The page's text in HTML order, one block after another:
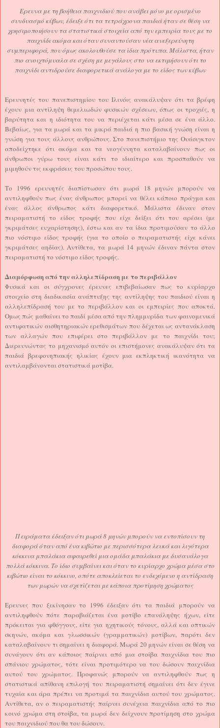
Ερευνα με τη βοήθεια παιχνιδιού που ανάβει μόνο με ορισμένο
συνδυασμό κύβων, έδειξε ότι τα τετράχρονα παιδιά ήταν σε θέση να
χρησιμοποιήσουν τα στατιστικά στοιχεία από την εμπειρία τους με το
παιχνίδι ακόμα και όταν συναντούσαν νέα ανεξερεύνητη
συμπεριφορά, που όμως ακολουθούσε τα ίδια πρότυπα. Μάλιστα, ήταν
πιο ανοιχτόμυαλα σε σχέση με μεγάλους στο να εκτιμήσουν ότι το
παιχνίδι αντιδρούσε διαφορετικά ανάλογα με το είδος των κύβων
Ερευνητές του πανεπιστημίου του Ιλινόις ανακάλυψαν ότι τα βρέφη
έχουν μια αντίληψη θεμελιωδών φυσικών σχέσεων, όπως οι τροχιές, η
βαρύτητα και η ιδιότητα του να περιέχεται κάτι μέσα σε ένα άλλο.
Βεβαίως, για τα μωρά και τα μικρά παιδιά η πιο βασική γνώση είναι η
γνώση για τους άλλους ανθρώπους. Στο πανεπιστήμιο της Ουάσιγκτον
αποδείχτηκε ότι ακόμα και τα νεογέννητα καταλαβαίνουν πως οι
άνθρωποι γύρω τους είναι κάτι το ιδιαίτερο και προσπαθούν να
μιμηθούν τις εκφράσεις του προσώπου τους.
Το 1996 ερευνητές διαπίστωσαν ότι μωρά 18 μηνών μπορούν να
αντιληφθούν πως ένας άνθρωπος μπορεί να θέλει κάποιο πράγμα και
ένας άλλος άνθρωπος κάτι διαφορετικό. Μάλιστα έδιναν στον
πειραματιστή το είδος τροφής που είχε δείξει ότι του αρέσει (με
γκριμάτσες ευχαρίστησης), έστω και αν τα ίδια προτιμούσαν το άλλο
πιο νόστιμο είδος τροφής (για το οποίο ο πειραματιστής είχε κάνει
γκριμάτσες αηδίας). Αντίθετα, τα μωρά 14 μηνών έδιναν πάντα στον
πειραματιστή το νόστιμο είδος τροφής.
Διαμόρφωση από την αλληλεπίδραση με το περιβάλλον
Φυσικά και οι σύγχρονες έρευνες επιβεβαίωσαν πως το κυρίαρχο
στοιχείο στη διαδικασία ανάπτυξης της αντίληψης του παιδιού είναι η
αλληλεπίδρασή του με το περιβάλλον και οι εμπειρίες που αποκτά.
Ομως πώς μαθαίνει το παιδί μέσα από την πλημμυρίδα των φαινομενικά
αντιφατικών αισθητηριακών ερεθισμάτων που δέχεται ως αντανάκλαση
των αλλαγών που επιφέρει στο περιβάλλον με το παιχνίδι του;
Διερευνώντας το μηχανισμό αυτόν οι επιστήμονες ανακάλυψαν ότι τα
παιδιά βρεφονηπιακής ηλικίας έχουν μια εκπληκτική ικανότητα να
αντιλαμβάνονται στατιστικά μοτίβα.
Πειράματα έδειξαν ότι μωρά 8 μηνών μπορούν να εντοπίσουν τη
διαφορά όταν από ένα κιβώτιο με περισσότερα λευκά και λιγότερα
κόκκινα μπαλάκια αφαιρεθεί μια ομάδα μπαλάκια με δυσανάλογα
πολλά κόκκινα. Το ίδιο συμβαίνει και όταν το κυρίαρχο χρώμα μέσα στο
κιβώτιο είναι το κόκκινο, οπότε αποκλείεται το ενδεχόμενο η αντίδραση
των μωρών να σχετίζεται με κάποια προτίμηση χρώματος
Ερευνες που ξεκίνησαν το 1996 έδειξαν ότι τα παιδιά μπορούν να
αντιληφθούν πότε παραβιάζεται ένα μοτίβο επανάληψης ήχων, είτε
πρόκειται για φθόγγους, είτε για ηχητικούς τόνους, αλλά και οπτικών
σκηνών, ακόμα και γλωσσικών (γραμματικών) μοτίβων, παρότι δεν
καταλαβαίνουν τι σημαίνει η διαφορά. Μωρά 20 μηνών είναι σε θέση να
συνάγουν ότι αν κάποιος παίρνει από μια στοίβα παιχνίδια του πιο
σπάνιου χρώματος, τότε είναι προτιμότερο να του δώσουν παιχνίδια
αυτού του χρώματος. Προφανώς μπορούν να αντιληφθούν πως η
στατιστικά απίθανη επιλογή του πειραματιστή σημαίνει ότι δεν έγινε
τυχαία και άρα πρέπει να προτιμά τα παιχνίδια αυτού του χρώματος.
Αντίθετα, αν ο πειραματιστής παίρνει συνέχεια παιχνίδια από το πιο
κοινό χρώμα στη στοίβα, τα μωρά δεν δείχνουν προτίμηση στο χρώμα
του παιχνιδιού που θα του δώσουν.